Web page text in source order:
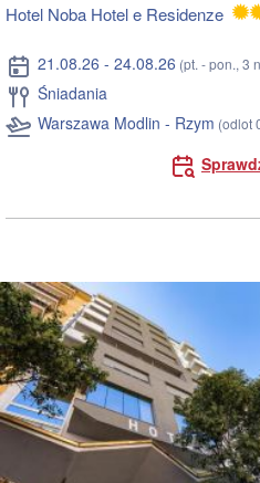
Hotel Noba Hotel e Residenze
21.08.26 - 24.08.26 (pt. - pon., 3
Śniadania
Warszawa Modlin - Rzym (odlot